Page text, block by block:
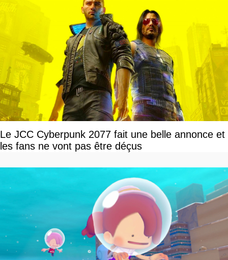
Le JCC Cyberpunk 2077 fait une belle annonce et
les fans ne vont pas être déçus